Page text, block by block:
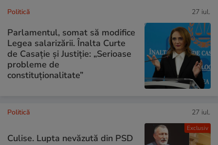
Politică 27 iul.
Parlamentul, somat să modifice
Legea salarizării. Înalta Curte
de Casație și Justiție: „Serioase
probleme de
constituționalitate”
Exclusiv
Politică 27 iul.
Culise. Lupta nevăzută din PSD